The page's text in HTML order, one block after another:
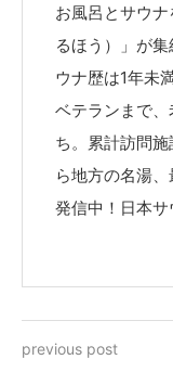
お風呂とサウ
るほう）」が
ウナ歴は1年未
ベテランまで
ち。累計訪問
ら地方の名湯
発信中！日本サ
previous post